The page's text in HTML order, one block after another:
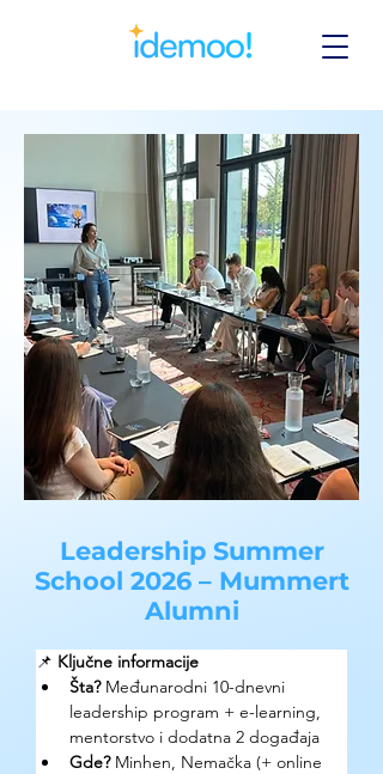
Leadership Summer
School 2026 – Mummert
Alumni
📌 Ključne informacije
Šta? Međunarodni 10-dnevni
leadership program + e-learning,
mentorstvo i dodatna 2 događaja
Gde? Minhen, Nemačka (+ online